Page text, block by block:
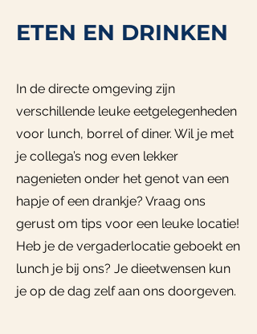
ETEN EN DRINKEN
In de directe omgeving zijn
verschillende leuke eetgelegenheden
voor lunch, borrel of diner. Wil je met
je collega’s nog even lekker
nagenieten onder het genot van een
hapje of een drankje? Vraag ons
gerust om tips voor een leuke locatie!
Heb je de vergaderlocatie geboekt en
lunch je bij ons? Je dieetwensen kun
je op de dag zelf aan ons doorgeven.